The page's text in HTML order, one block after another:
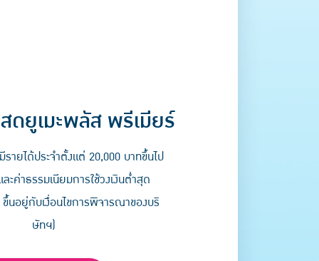
ดยูเมะพลัส พรีเมียร์
ายได้ประจำตั้งแต่ 20,000 บาทขึ้นไป
ะค่าธรรมเนียมการใช้วงเงินต่ำสุด
อยู่กับเงื่อนไขการพิจารณาของบริ
ษัทฯ)